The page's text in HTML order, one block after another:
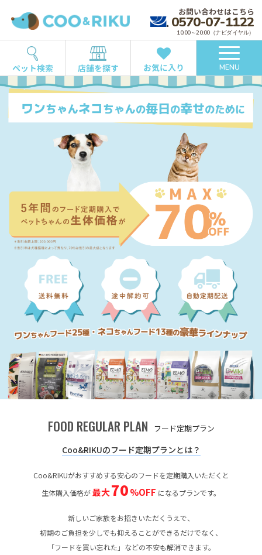
お問い合わせはこちら
0570-07-1122
10:00～20:00（ナビダイヤル）
ペット検索 店舗を探す お気に入り MENU
FOOD REGULAR PLAN フード定期プラン
Coo&RIKUのフード定期プランとは？
Coo&RIKUがおすすめする安心のフードを定期購入いただくと
生体購入価格が最大70%OFF になるプランです。
新しいご家族をお招きいただくうえで、
初期のご負担を少しでも抑えることができるだけでなく、
「フードを買い忘れた」などの不安も解消できます。